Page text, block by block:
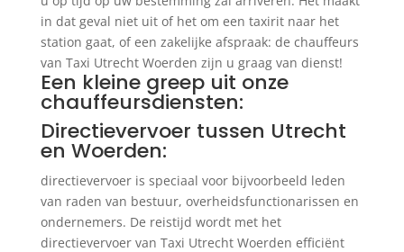
in dat geval niet uit of het om een taxirit naar het
station gaat, of een zakelijke afspraak: de chauffeurs
van Taxi Utrecht Woerden zijn u graag van dienst!
Een kleine greep uit onze
chauffeursdiensten:
Directievervoer tussen Utrecht
en Woerden:
directievervoer is speciaal voor bijvoorbeeld leden
van raden van bestuur, overheidsfunctionarissen en
ondernemers. De reistijd wordt met het
directievervoer van Taxi Utrecht Woerden efficiënt